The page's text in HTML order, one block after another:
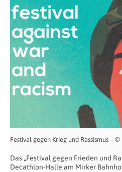
Festival gegen Krieg und Rassismus –
Das „Festival gegen Frieden und
Decathlon-Halle am Mirker